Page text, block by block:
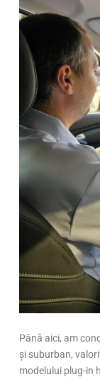
Până aici, am
și suburban,
modelului plug-in